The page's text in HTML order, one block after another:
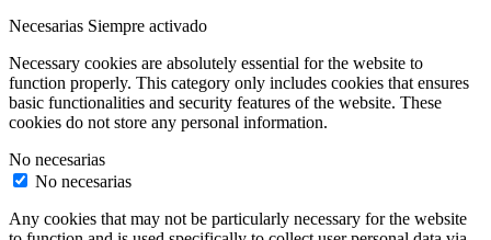
Necesarias Siempre activado
Necessary cookies are absolutely essential for the website to
function properly. This category only includes cookies that ensures
basic functionalities and security features of the website. These
cookies do not store any personal information.
No necesarias
No necesarias
Any cookies that may not be particularly necessary for the website